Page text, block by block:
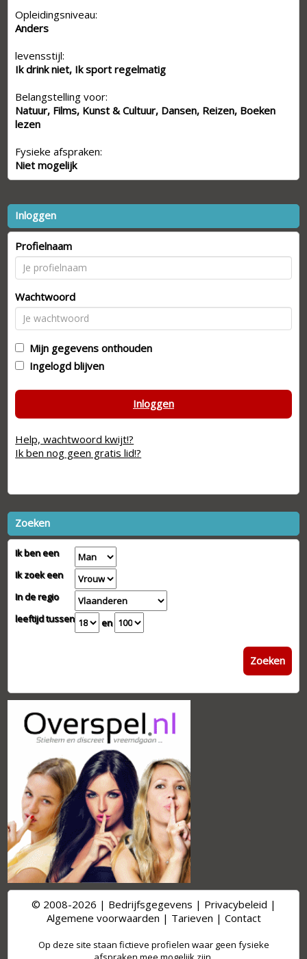
Opleidingsniveau:
Anders
levensstijl:
Ik drink niet, Ik sport regelmatig
Belangstelling voor:
Natuur, Films, Kunst & Cultuur, Dansen, Reizen, Boeken
lezen
Fysieke afspraken:
Niet mogelijk
Inloggen
Profielnaam
Wachtwoord
Mijn gegevens onthouden
Ingelogd blijven
Inloggen
Help, wachtwoord kwijt!?
Ik ben nog geen gratis lid!?
Zoeken
Ik ben een
Ik zoek een
In de regio
leeftijd tussen
en
Zoeken
© 2008-2026 | Bedrijfsgegevens | Privacybeleid |
Algemene voorwaarden | Tarieven | Contact
Op deze site staan fictieve profielen waar geen fysieke